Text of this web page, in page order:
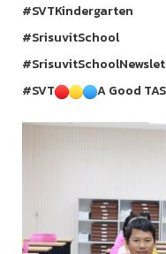
#SVTKindergarten
#SrisuvitSchool
#SVT
A Good